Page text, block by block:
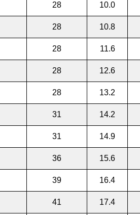
28 10.0
28 10.8
28 11.6
28 12.6
28 13.2
31 14.2
31 14.9
36 15.6
39 16.4
41 17.4